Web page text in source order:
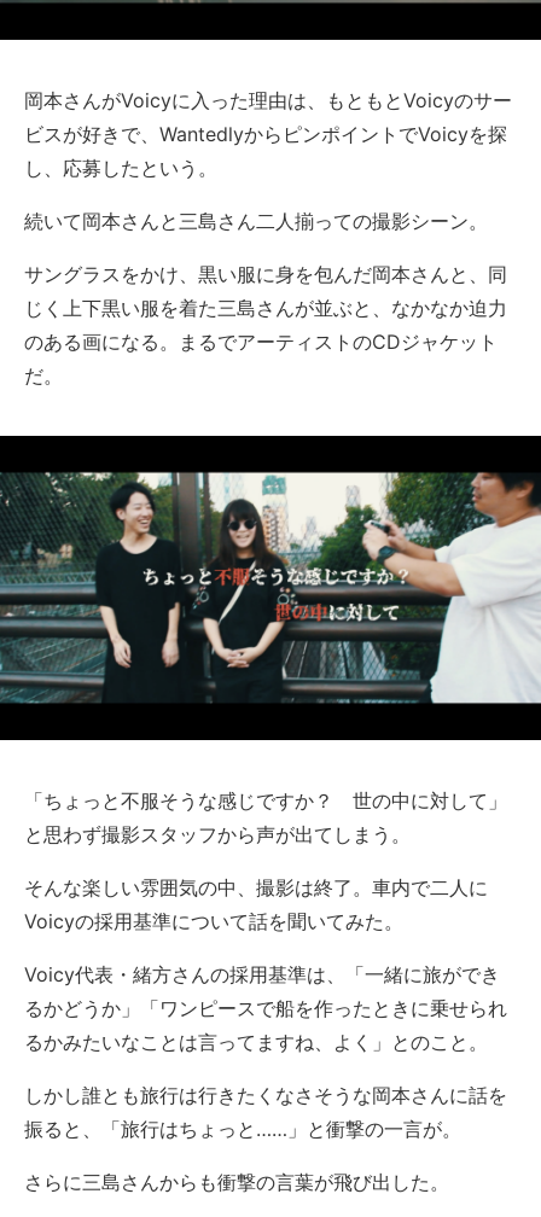
岡本さんがVoicyに入った理由は、もともとVoicyのサー
ビスが好きで、WantedlyからピンポイントでVoicyを探
し、応募したという。
続いて岡本さんと三島さん二人揃っての撮影シーン。
サングラスをかけ、黒い服に身を包んだ岡本さんと、同
じく上下黒い服を着た三島さんが並ぶと、なかなか迫力
のある画になる。まるでアーティストのCDジャケット
だ。
「ちょっと不服そうな感じですか？ 世の中に対して」
と思わず撮影スタッフから声が出てしまう。
そんな楽しい雰囲気の中、撮影は終了。車内で二人に
Voicyの採用基準について話を聞いてみた。
Voicy代表・緒方さんの採用基準は、「一緒に旅ができ
るかどうか」「ワンピースで船を作ったときに乗せられ
るかみたいなことは言ってますね、よく」とのこと。
しかし誰とも旅行は行きたくなさそうな岡本さんに話を
振ると、「旅行はちょっと……」と衝撃の一言が。
さらに三島さんからも衝撃の言葉が飛び出した。